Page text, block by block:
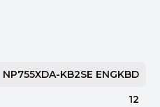
NP755XDA-KB2SE ENGKBD
12